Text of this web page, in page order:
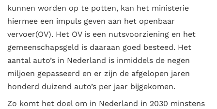
kunnen worden op te potten, kan het ministerie
hiermee een impuls geven aan het openbaar
vervoer(OV). Het OV is een nutsvoorziening en het
gemeenschapsgeld is daaraan goed besteed. Het
aantal auto’s in Nederland is inmiddels de negen
miljoen gepasseerd en er zijn de afgelopen jaren
honderd duizend auto’s per jaar bijgekomen.
Zo komt het doel om in Nederland in 2030 minstens